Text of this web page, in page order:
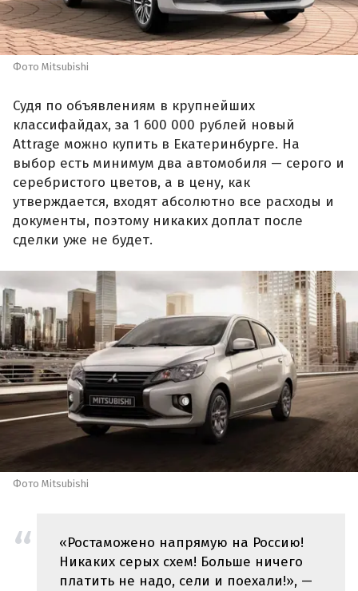
Фото Mitsubishi
Судя по объявлениям в крупнейших
классифайдах, за 1 600 000 рублей новый
Attrage можно купить в Екатеринбурге. На
выбор есть минимум два автомобиля — серого и
серебристого цветов, а в цену, как
утверждается, входят абсолютно все расходы и
документы, поэтому никаких доплат после
сделки уже не будет.
Фото Mitsubishi
«Ростаможено напрямую на Россию!
Никаких серых схем! Больше ничего
платить не надо, сели и поехали!», —